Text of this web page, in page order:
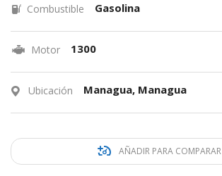
Combustible Gasolina
Motor 1300
Ubicación Managua, Managua
AÑADIR PARA COMPARAR